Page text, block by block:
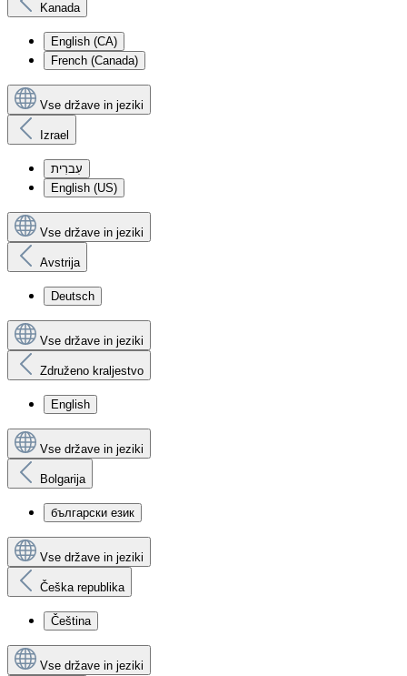
Kanada
English (CA)
French (Canada)
Vse države in jeziki
Izrael
עִברִית
English (US)
Vse države in jeziki
Avstrija
Deutsch
Vse države in jeziki
Združeno kraljestvo
English
Vse države in jeziki
Bolgarija
български език
Vse države in jeziki
Češka republika
Čeština
Vse države in jeziki